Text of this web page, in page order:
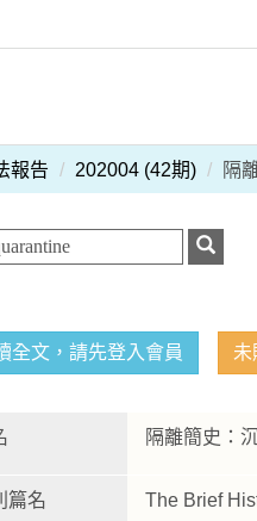
報告 202004 (42期) 隔
全文，請先登入會員 未
隔離簡史：
篇名 The Brief